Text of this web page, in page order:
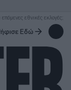
εθνικές εκλογές;
Εδώ